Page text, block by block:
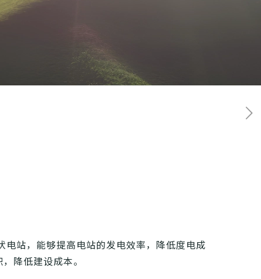
站，能够提高电站的发电效率，降低度电成
降低建设成本。